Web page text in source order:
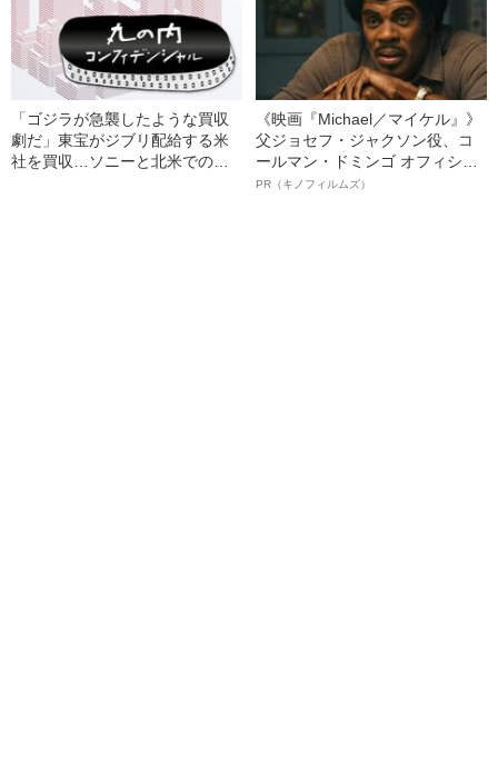
「ゴジラが急襲したような買収
劇だ」東宝がジブリ配給する米
社を買収…ソニーと北米での協
《映画『Michael／マイケル』》
父ジョセフ・ジャクソン役、コ
ールマン・ドミンゴ オフィシャ
ルインタビュー“観客を魅了した
PR（キノフィルムズ）